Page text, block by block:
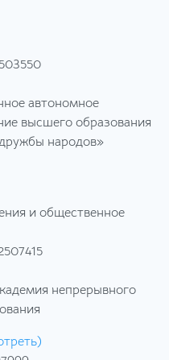
автономное
высшего образования
народов»
и общественное
непрерывного